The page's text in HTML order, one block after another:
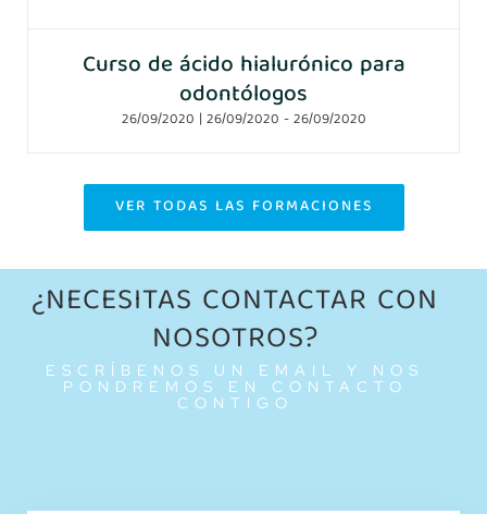
Curso de ácido hialurónico para
odontólogos
26/09/2020 | 26/09/2020 -26/09/2020
VER TODAS LAS FORMACIONES
¿NECESITAS CONTACTAR CON
NOSOTROS?
ESCRÍBENOS UN EMAIL Y NOS
PONDREMOS EN CONTACTO
CONTIGO